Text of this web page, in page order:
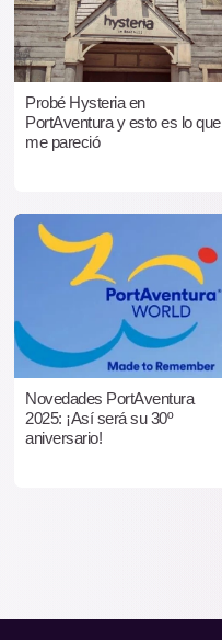
Probé Hysteria en
PortAventura y esto es lo que
me pareció
Novedades PortAventura
2025: ¡Así será su 30º
aniversario!